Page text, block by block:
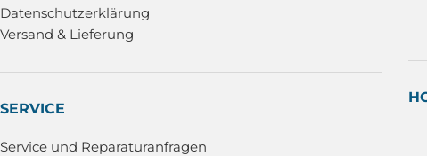
Datenschutzerklärung
Versand & Lieferung
SERVICE
Service und Reparaturanfragen